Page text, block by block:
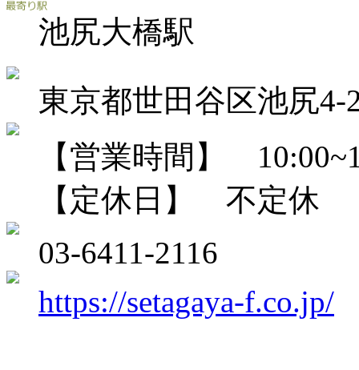
池尻大橋駅
東京都世田谷区池尻4-
【営業時間】
【定休日】 不定休
03-6411-2116
https://setagaya-f.co.jp/